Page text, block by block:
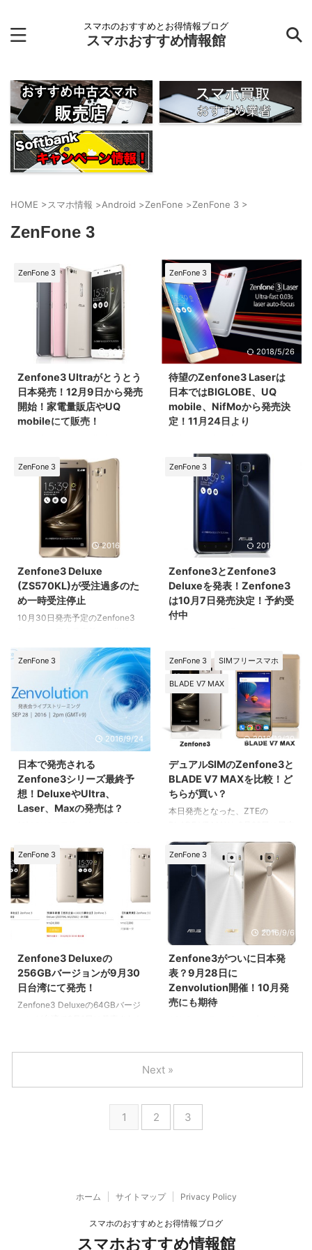
スマホのおすすめとお得情報ブログ
スマホおすすめ情報館
HOME >スマホ情報 >Android >ZenFone >ZenFone 3 >
ZenFone 3
ZenFone 3
2016/12/1
Zenfone3 Ultraがとうとう
日本発売！12月9日から発売
開始！家電量販店やUQ
mobileにて販売！
いに日本でも発売が決まりまし
た。 12月9日から、各家電量販店
やMVNOではUQ mobileから発売
となります。
ZenFone 3
2018/5/26
待望のZenfone3 Laserは
日本ではBIGLOBE、UQ
mobile、NifMoから発売決
定！11月24日より
Zenfone3 Laserですが、
BIGLOBE、UQ mobile、NifMoか
ら発売されることが明らかとなり
ました。
ZenFone 3
2016/10/22
Zenfone3 Deluxe
(ZS570KL)が受注過多のた
め一時受注停止
10月30日発売予定のZenfone3
高かったモデルですが、その
Zenfone3 Deluxe(ZS570KL)が
受注過多となり、一時的に受注を
停止することを発表しました。
ZenFone 3
2018/5/26
Zenfone3とZenfone3
Deluxeを発表！Zenfone3
は10月7日発売決定！予約受
付中
日、日本にて発表され、
Zenfone3は10月7日発売、
Zenfone3 Deluxeは10月下旬発
売と決まりました。
ZenFone 3
2016/9/24
日本で発売される
Zenfone3シリーズ最終予
想！DeluxeやUltra、
Laser、Maxの発売は？
Zenfone3シリーズを発表する訳
ですが、一体、どの機種が日本で
発売されるのか気になっている方
も多いと思います。 そこで、全
機種を総チェックしてみました。
ZenFone 3 SIMフリースマホ
BLADE V7 MAX
2016/12/20
デュアルSIMのZenfone3と
BLADE V7 MAXを比較！ど
ちらが買い？
本日発売となった、ZTEの
でも発表となるASUSの
Zenfone3。 どちらも今はやりの
DSDS対応スマホとなっていま
す。 そんなBLADE V7 MAXと
Zenfone3を比較してみました。
ZenFone 3
2016/9/9
Zenfone3 Deluxeの
256GBバージョンが9月30
日台湾にて発売！
Zenfone3 Deluxeの64GBバージ
30日台湾にて発売になることが
ZenFone 3
2016/9/6
Zenfone3がついに日本発
表？9月28日に
Zenvolution開催！10月発
売にも期待
日に新作発表会、
「Zenvolution〜進化し続ける
ASUSのZen〜」を開催すること
を明らかにしました。
1 2 3
Next »
ホーム サイトマップ Privacy Policy
スマホのおすすめとお得情報ブログ
スマホおすすめ情報館